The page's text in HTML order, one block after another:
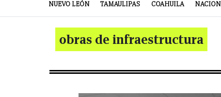
NUEVO LEÓN TAMAULIPAS COAHUILA
obras de infraestructura